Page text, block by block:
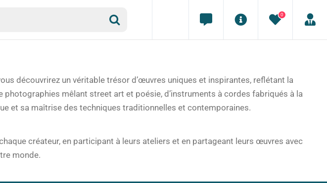
0
découvrirez un véritable trésor d’œuvres uniques et inspirantes, reflétant la
photographies mêlant street art et poésie, d’instruments à cordes fabriqués à la
et sa maîtrise des techniques traditionnelles et contemporaines.
créateur, en participant à leurs ateliers et en partageant leurs œuvres avec
monde.